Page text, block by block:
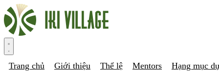
Trang chủ Giới thiệu Thể lệ Mentors Hạng mục